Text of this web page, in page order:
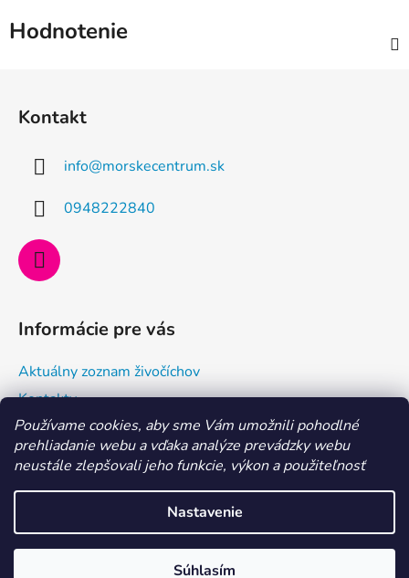
Používame cookies, aby sme Vám umožnili pohodlné
prehliadanie webu a vďaka analýze prevádzky webu
neustále zlepšovali jeho funkcie, výkon a použiteľnosť
Nastavenie
Súhlasím
MILÍ AKVARISTI, aktuálne je dovolenka 29. 7. - 6. 8. 2026.
Hodnotenie
Kontakt
info@morskecentrum.sk
0948222840
Informácie pre vás
Aktuálny zoznam živočíchov
Kontakty
Doprava a ako nakupovať
Všeobecné obchodné podmienky a dodacie podmienky
Vytvoril Shoptet